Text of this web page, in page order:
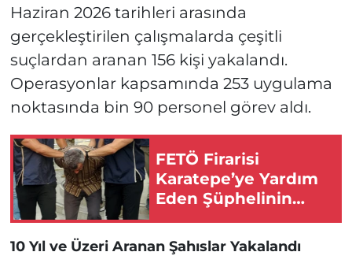
Haziran 2026 tarihleri arasında
gerçekleştirilen çalışmalarda çeşitli
suçlardan aranan 156 kişi yakalandı.
Operasyonlar kapsamında 253 uygulama
noktasında bin 90 personel görev aldı.
FETÖ Firarisi
Karatepe’ye Yardım
Eden Şüphelinin
Eskişehir’deki Evine
Baskın!
10 Yıl ve Üzeri Aranan Şahıslar Yakalandı